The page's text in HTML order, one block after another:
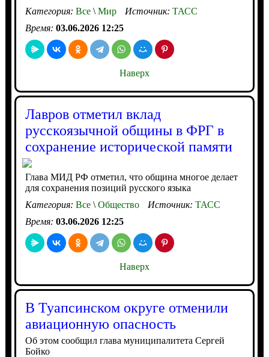
Категория: Все\Мир Источник: ТАСС
Время: 03.06.2026 12:25
Наверх
Лавров отметил вклад
русскоязычной общины в ФРГ в
сохранение исторической памяти
Глава МИД РФ отметил, что община многое делает
для сохранения позиций русского языка
Категория: Все\Общество Источник: ТАСС
Время: 03.06.2026 12:25
Наверх
В Туапсинском округе отменили
авиационную опасность
Об этом сообщил глава муниципалитета Сергей
Бойко